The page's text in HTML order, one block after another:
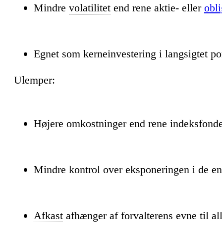
Mindre volatilitet end rene aktie- eller
Egnet som kerneinvestering i langsigtet
Ulemper:
Højere omkostninger end rene
Mindre kontrol over eksponeringen i de
Afkast afhænger af forvalterens evne til